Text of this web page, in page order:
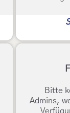
Bitte
Admins,